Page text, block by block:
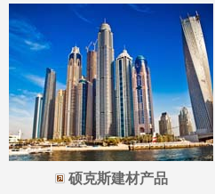
硕克斯建材产品